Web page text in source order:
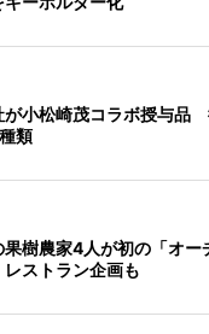
が小松崎茂コラボ授与品
類
果樹農家4人が初の「オー
ストラン企画も